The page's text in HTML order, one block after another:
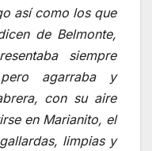
así como los que
de Belmonte,
siempre
agarraba y
con su aire
en Marianito, el
limpias y